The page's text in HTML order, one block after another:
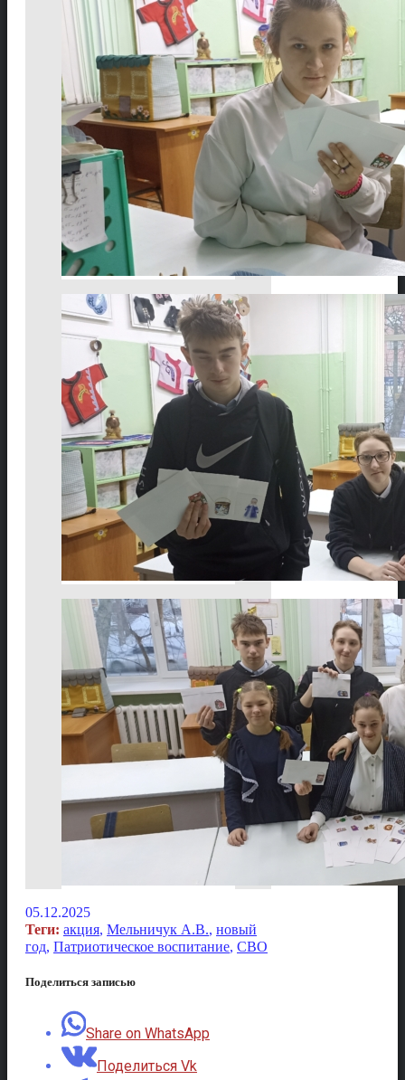
05.12.2025
Теги: акция, Мельничук А.В., новый
год, Патриотическое воспитание, СВО
Поделиться записью
Share on WhatsApp
Поделиться Vk